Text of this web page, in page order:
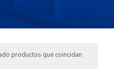
productos que coincidan